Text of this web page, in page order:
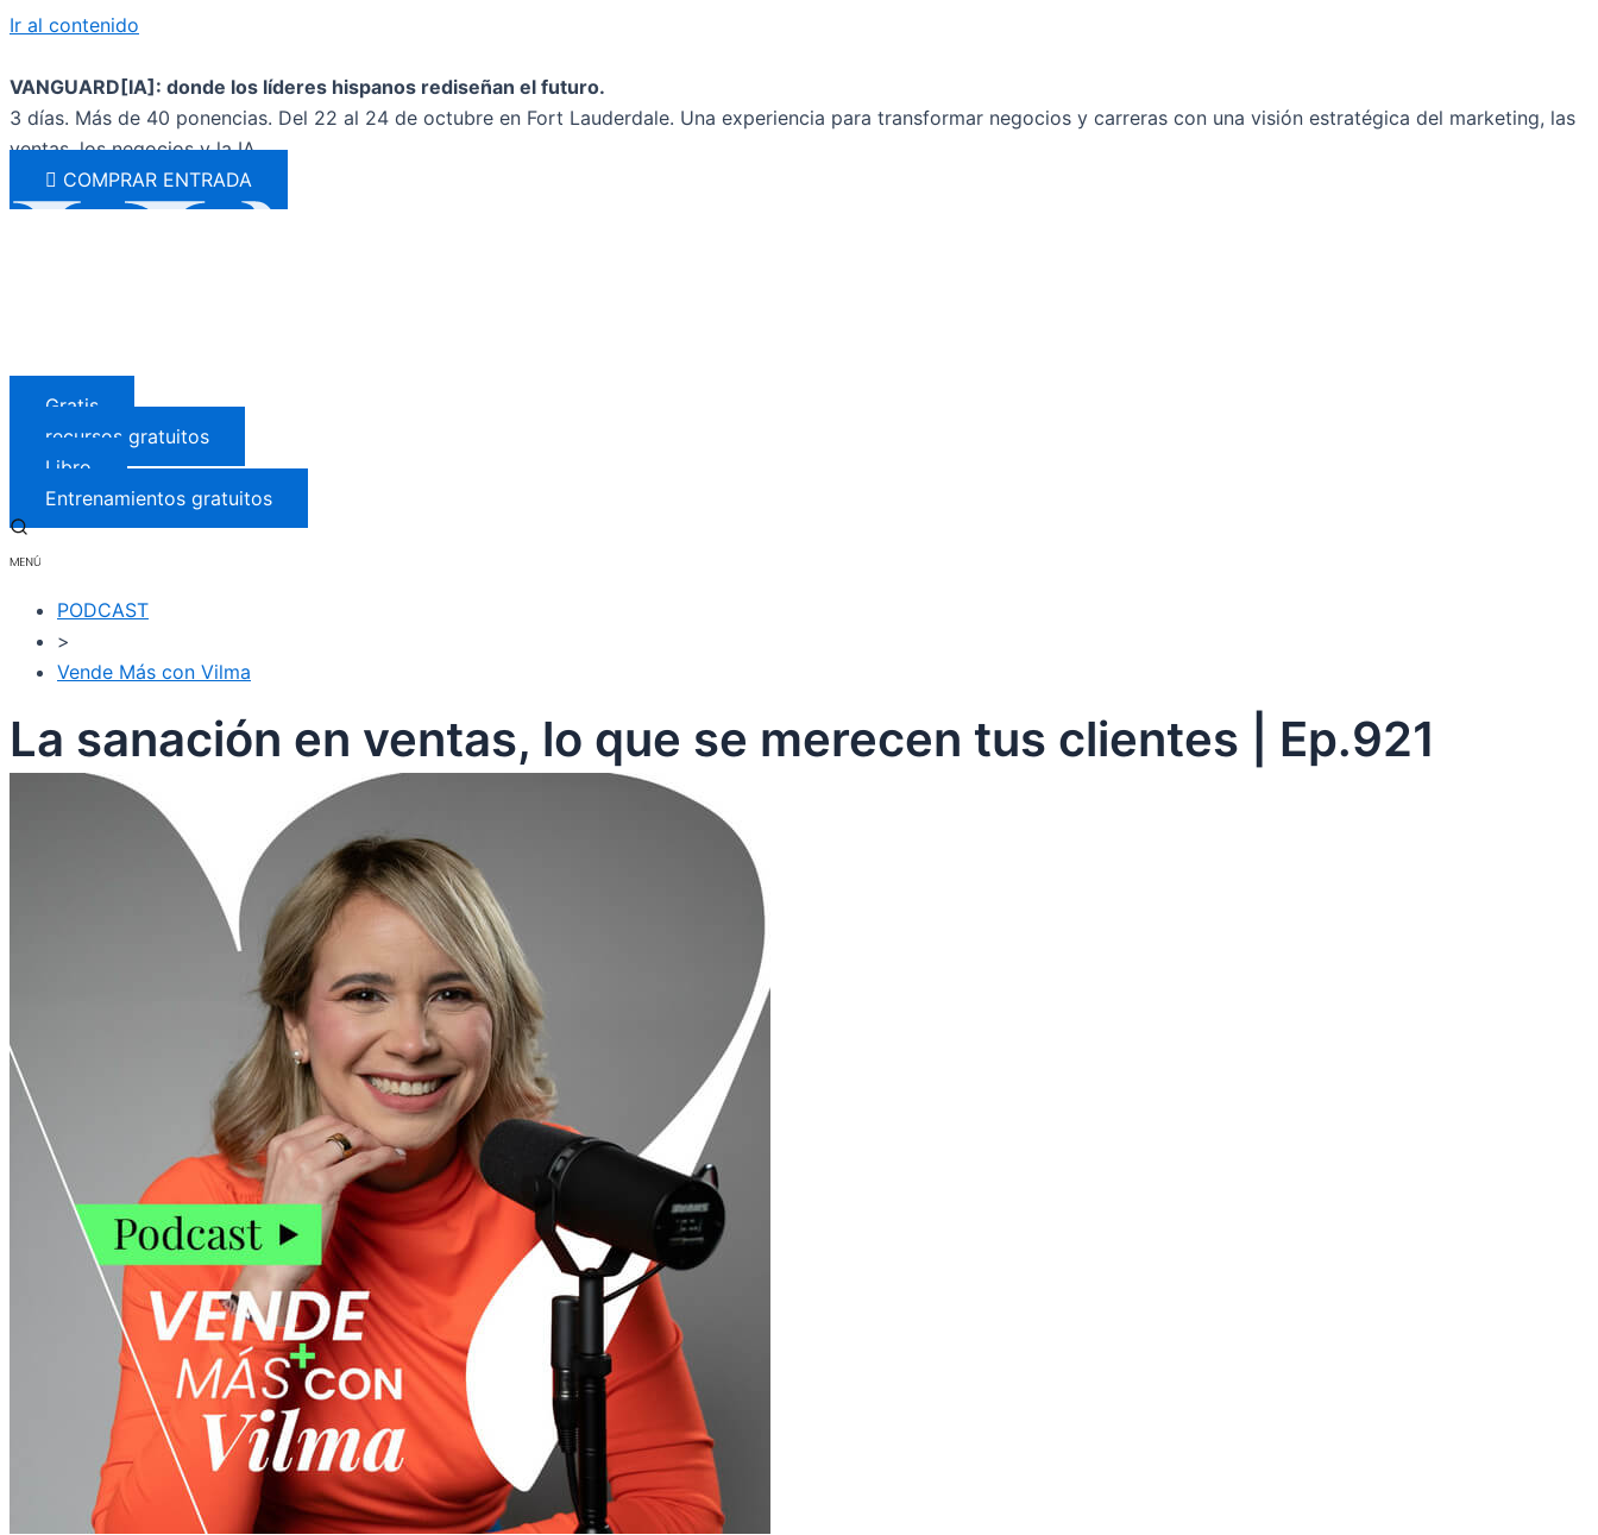
Ir al contenido
VANGUARD[IA]: donde los líderes hispanos rediseñan el futuro.
3 días. Más de 40 ponencias. Del 22 al 24 de octubre en Fort Lauderdale. Una experiencia para transformar negocios y carreras con una visión estratégica del marketing, las
ventas, los negocios y la IA.
COMPRAR ENTRADA
Gratis
recursos gratuitos
Libro
Entrenamientos gratuitos
PODCAST
>
Vende Más con Vilma
La sanación en ventas, lo que se merecen tus clientes | Ep.921